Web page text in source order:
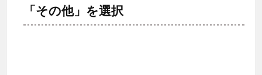
「その他」を選択